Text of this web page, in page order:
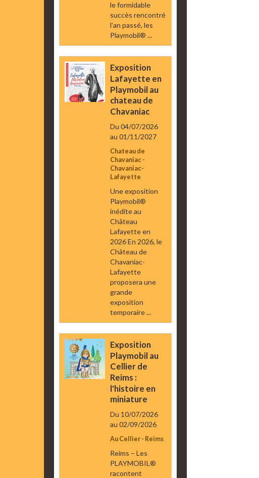
le formidable
succès rencontré
l’an passé, les
Playmobil® ...
Exposition
Lafayette en
Playmobil au
chateau de
Chavaniac
Du 04/07/2026
au 01/11/2027
Chateau de
Chavaniac -
Chavaniac-
Lafayette
Une exposition
Playmobil®
inédite au
Château
Lafayette en
2026 En 2026, le
Château de
Chavaniac-
Lafayette
proposera une
grande
exposition
temporaire ...
Exposition
Playmobil au
Cellier de
Reims :
l'histoire en
miniature
Du 10/07/2026
au 02/09/2026
Au Cellier - Reims
Reims – Les
PLAYMOBIL®
racontent